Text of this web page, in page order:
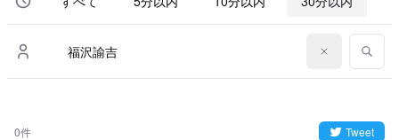
0件 Tweet